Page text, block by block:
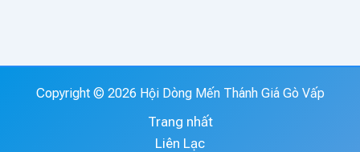
Copyright © 2026 Hội Dòng Mến Thánh Giá Gò Vấp
Trang nhất
Liên Lạc